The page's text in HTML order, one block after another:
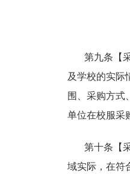
第九条【
及学校的实际
围、采购方式
单位在校服采
第十条【
域实际，在符